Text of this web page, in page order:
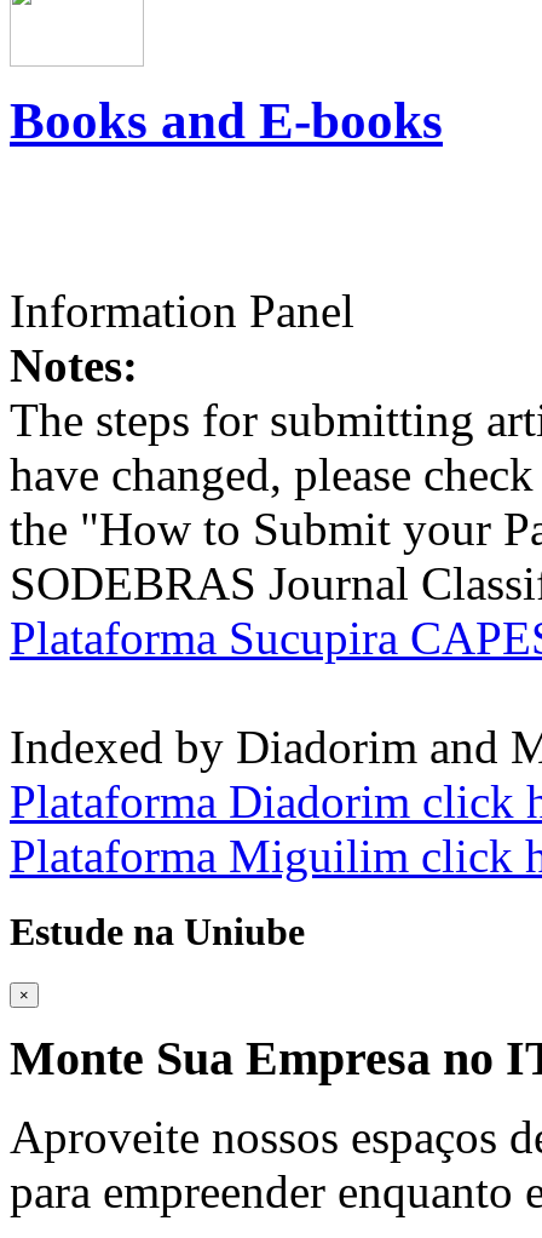
Books and E-books
Information Panel
Notes:
The steps for submitting
have changed, please
the "How to Submit your
SODEBRAS Journal
Plataforma Sucupira
Indexed by Diadorim and
Plataforma Diadorim click
Plataforma Miguilim click
Estude na Uniube
×
Monte Sua Empresa no
Aproveite nossos espaços
para empreender enquanto